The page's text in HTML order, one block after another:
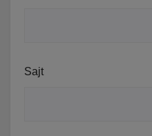
Sajt